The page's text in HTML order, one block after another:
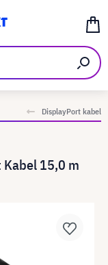
DisplayPort kabel
15,0 m